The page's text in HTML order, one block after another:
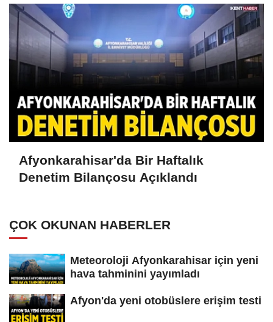
Afyonkarahisar'da Bir Haftalık
Denetim Bilançosu Açıklandı
ÇOK OKUNAN HABERLER
Meteoroloji Afyonkarahisar için yeni
hava tahminini yayımladı
Afyon'da yeni otobüslere erişim testi